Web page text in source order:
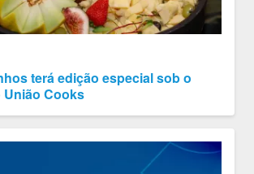
terá edição especial sob o
Cooks